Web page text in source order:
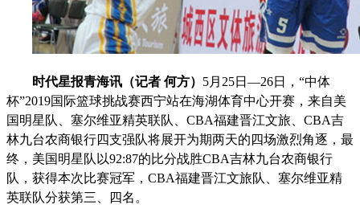
时代星报青海讯（记者 何方） 5月25日—26日，“中体
杯”2019国际篮球挑战赛西宁站在海湖体育中心开赛，来自美
国明星队、塞尔维亚精英联队、CBA福建晋江文旅、CBA吉
林九台农商银行四支强队将展开为期两天的四场激烈角逐，最
终，美国明星队以92:87的比分战胜CBA吉林九台农商银行
队，获得本次比赛冠军，CBA福建晋江文旅队、塞尔维亚精
英联队分获第三、四名。